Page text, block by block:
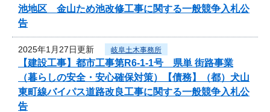
池地区 金山ため池改修工事に関する一般競争入札公
告
2025年1月27日更新 岐阜土木事務所
【建設工事】都市工事第R6-1-1号 県単 街路事業
（暮らしの安全・安心確保対策）【債務】（都）犬山
東町線バイパス道路改良工事に関する一般競争入札公
告